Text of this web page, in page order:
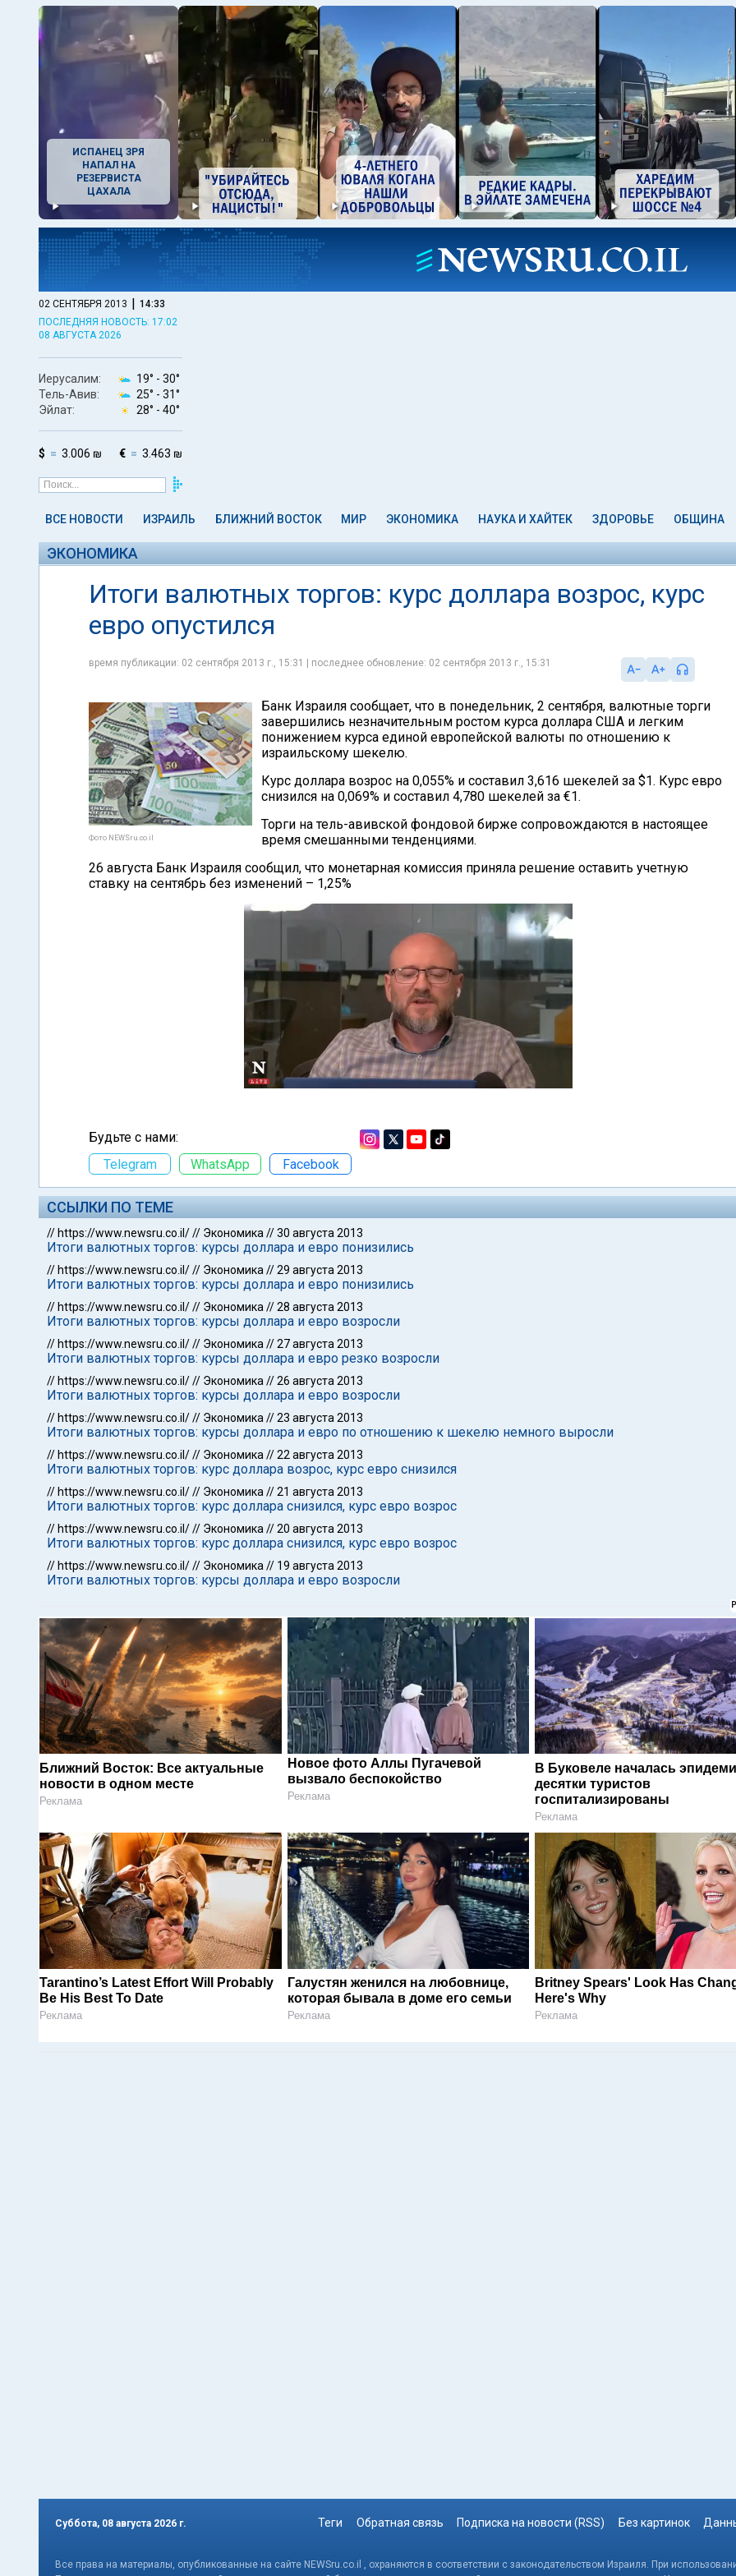
ИСПАНЕЦ ЗРЯ
НАПАЛ НА
РЕЗЕРВИСТА
ЦАХАЛА
02 СЕНТЯБРЯ 2013 | 14:33
ПОСЛЕДНЯЯ НОВОСТЬ: 17:02
08 АВГУСТА 2026
Иерусалим: 19° - 30°
Тель-Авив:
25° - 31°
Эйлат:
28° - 40°
$ 3.006 ₪ € 3.463 ₪
ВСЕ НОВОСТИ ИЗРАИЛЬ БЛИЖНИЙ ВОСТОК МИР ЭКОНОМИКА НАУКА И ХАЙТЕК ЗДОРОВЬЕ ОБЩИНА
ЭКОНОМИКА
Итоги валютных торгов: курс доллара возрос, курс
евро опустился
время публикации: 02 сентября 2013 г., 15:31 | последнее обновление: 02 сентября 2013 г., 15:31
Фото NEWSru.co.il
Банк Израиля сообщает, что в понедельник, 2 сентября, валютные торги
завершились незначительным ростом курса доллара США и легким
понижением курса единой европейской валюты по отношению к
израильскому шекелю.
Курс доллара возрос на 0,055% и составил 3,616 шекелей за $1. Курс евро
снизился на 0,069% и составил 4,780 шекелей за €1.
Торги на тель-авивской фондовой бирже сопровождаются в настоящее
время смешанными тенденциями.
26 августа Банк Израиля сообщил, что монетарная комиссия приняла решение оставить учетную
ставку на сентябрь без изменений – 1,25%
Будьте с нами:
Telegram
WhatsApp Facebook
ССЫЛКИ ПО ТЕМЕ
// https://www.newsru.co.il/// Экономика //30 августа 2013
Итоги валютных торгов: курсы доллара и евро понизились
// https://www.newsru.co.il/// Экономика //29 августа 2013
Итоги валютных торгов: курсы доллара и евро понизились
// https://www.newsru.co.il/// Экономика //28 августа 2013
Итоги валютных торгов: курсы доллара и евро возросли
// https://www.newsru.co.il/// Экономика //27 августа 2013
Итоги валютных торгов: курсы доллара и евро резко возросли
// https://www.newsru.co.il/// Экономика //26 августа 2013
Итоги валютных торгов: курсы доллара и евро возросли
// https://www.newsru.co.il/// Экономика //23 августа 2013
Итоги валютных торгов: курсы доллара и евро по отношению к шекелю немного выросли
// https://www.newsru.co.il/// Экономика //22 августа 2013
Итоги валютных торгов: курс доллара возрос, курс евро снизился
// https://www.newsru.co.il/// Экономика //21 августа 2013
Итоги валютных торгов: курс доллара снизился, курс евро возрос
// https://www.newsru.co.il/// Экономика //20 августа 2013
Итоги валютных торгов: курс доллара снизился, курс евро возрос
// https://www.newsru.co.il/// Экономика // 19 августа 2013
Итоги валютных торгов: курсы доллара и евро возросли
Ближний Восток: Все актуальные
новости в одном месте
Реклама
Новое фото Аллы Пугачевой
вызвало беспокойство
Реклама
В Буковеле началась
десятки туристов
госпитализированы
Реклама
Tarantino’s Latest Effort Will Probably
Be His Best To Date
Реклама
Галустян женился на любовнице,
которая бывала в доме его семьи
Реклама
Britney Spears' Look Has
Here's Why
Реклама
Суббота, 08 августа 2026 г. Теги Обратная связь Подписка на новости (RSS) Без картинок
Все права на материалы, опубликованные на сайте NEWSru.co.il , охраняются в соответствии с законодательством Израиля. При